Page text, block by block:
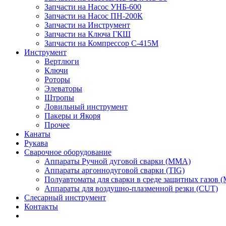
Запчасти на Насос УНБ-600
Запчасти на Насос ПН-200К
Запчасти на Инструмент
Запчасти на Ключа ГКШ
Запчасти на Компрессор С-415М
Инструмент
Вертлюги
Ключи
Роторы
Элеваторы
Штропы
Ловильный инструмент
Пакеры и Якоря
Прочее
Канаты
Рукава
Сварочное оборудование
Аппараты Ручной дуговой сварки (MMA)
Аппараты аргоннодуговой сварки (TIG)
Полуавтоматы для сварки в среде защитных газов
Аппараты для воздушно-плазменной резки (CUT)
Слесарный инструмент
Контакты